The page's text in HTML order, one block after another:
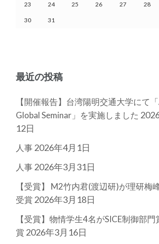
23 24 25 26 27 28
30 31
最近の投稿
【開催報告】台湾陽明交通大学にて
Global Seminar」を実施しました
12日
人事2026年4月1日
人事2026年3月31日
【受賞】 M2竹内君(渡辺研)が理研梅
受賞 2026年3月18日
【受賞】物情学生4名がSICE制御部門
賞 2026年3月16日